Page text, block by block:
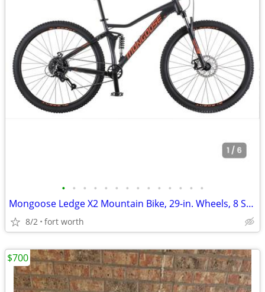
• • • • • • • • • • • • • •
Mongoose Ledge X2 Mountain Bike, 29-in. Wheels, 8 Speeds, Adult
8/2 fort worth
$700